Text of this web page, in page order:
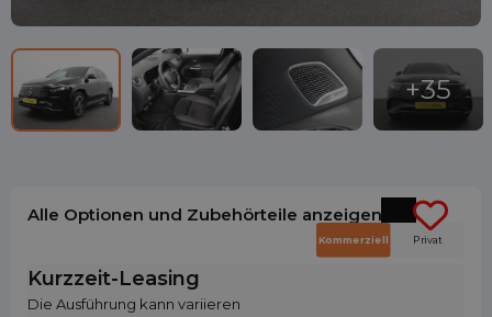
Alle Optionen und Zubehörteile anzeigen
Kurzzeit-Leasing
Die Ausführung kann variieren
Kommerziell Privat